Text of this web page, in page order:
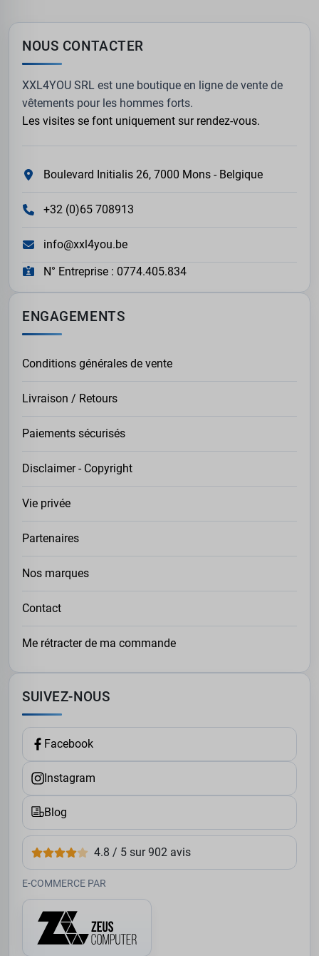
NOUS CONTACTER
XXL4YOU SRL est une boutique en ligne de vente de
vêtements pour les hommes forts.
Les visites se font uniquement sur rendez-vous.
Boulevard Initialis 26, 7000 Mons - Belgique
+32 (0)65 708913
info@xxl4you.be
N° Entreprise : 0774.405.834
ENGAGEMENTS
Conditions générales de vente
Livraison / Retours
Paiements sécurisés
Disclaimer - Copyright
Vie privée
Partenaires
Nos marques
Contact
Me rétracter de ma commande
SUIVEZ-NOUS
Facebook
Instagram
Blog
4.8 / 5 sur 902 avis
E-COMMERCE PAR